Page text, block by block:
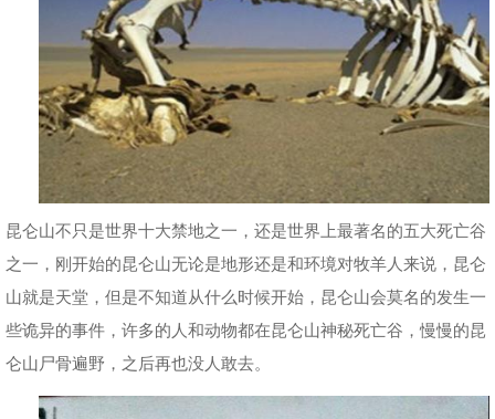
昆仑山不只是世界十大禁地之一，还是世界上最著名的五大死亡谷
之一，刚开始的昆仑山无论是地形还是和环境对牧羊人来说，昆仑
山就是天堂，但是不知道从什么时候开始，昆仑山会莫名的发生一
些诡异的事件，许多的人和动物都在昆仑山神秘死亡谷，慢慢的昆
仑山尸骨遍野，之后再也没人敢去。